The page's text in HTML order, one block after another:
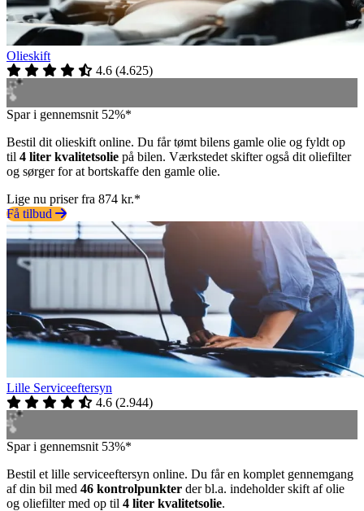
Olieskift
4.6 (4.625)
Spar i gennemsnit 52%*
Bestil dit olieskift online. Du får tømt bilens gamle olie og fyldt op
til 4 liter kvalitetsolie på bilen. Værkstedet skifter også dit oliefilter
og sørger for at bortskaffe den gamle olie.
Lige nu priser fra 874 kr.*
Få tilbud
Lille Serviceeftersyn
4.6 (2.944)
Spar i gennemsnit 53%*
Bestil et lille serviceeftersyn online. Du får en komplet gennemgang
af din bil med 46 kontrolpunkter der bl.a. indeholder skift af olie
og oliefilter med op til 4 liter kvalitetsolie.